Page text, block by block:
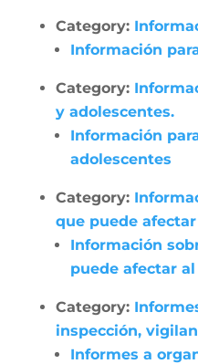
Category:
Información
Category:
y adolescentes.
Información
adolescentes
Category:
que puede
Información
puede afectar
Category:
inspección,
Informes a